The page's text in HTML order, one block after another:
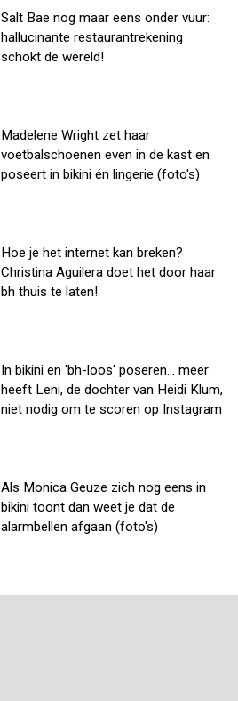
Salt Bae nog maar eens onder vuur:
hallucinante restaurantrekening
schokt de wereld!
Madelene Wright zet haar
voetbalschoenen even in de kast en
poseert in bikini én lingerie (foto's)
Hoe je het internet kan breken?
Christina Aguilera doet het door haar
bh thuis te laten!
In bikini en 'bh-loos' poseren... meer
heeft Leni, de dochter van Heidi Klum,
niet nodig om te scoren op Instagram
Als Monica Geuze zich nog eens in
bikini toont dan weet je dat de
alarmbellen afgaan (foto's)